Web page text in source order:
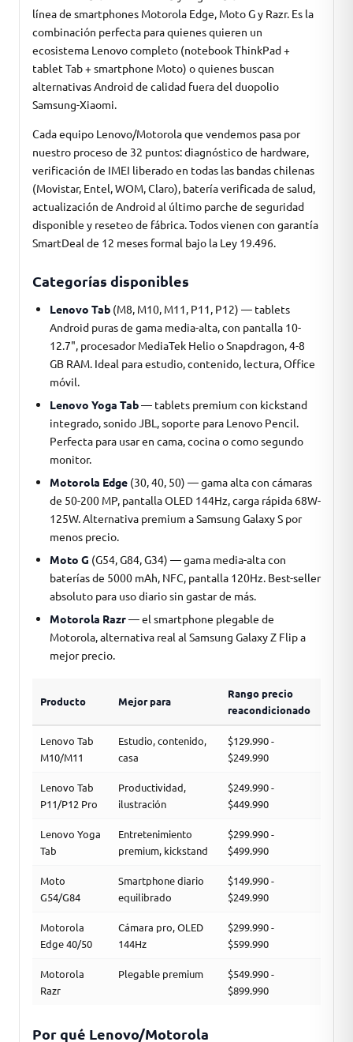
línea de smartphones Motorola Edge, Moto G y Razr. Es la
combinación perfecta para quienes quieren un
ecosistema Lenovo completo (notebook ThinkPad +
tablet Tab + smartphone Moto) o quienes buscan
alternativas Android de calidad fuera del duopolio
Samsung-Xiaomi.
Cada equipo Lenovo/Motorola que vendemos pasa por
nuestro proceso de 32 puntos: diagnóstico de hardware,
verificación de IMEI liberado en todas las bandas chilenas
(Movistar, Entel, WOM, Claro), batería verificada de salud,
actualización de Android al último parche de seguridad
disponible y reseteo de fábrica. Todos vienen con garantía
SmartDeal de 12 meses formal bajo la Ley 19.496.
Categorías disponibles
Lenovo Tab (M8, M10, M11, P11, P12) — tablets
Android puras de gama media-alta, con pantalla 10-
12.7", procesador MediaTek Helio o Snapdragon, 4-8
GB RAM. Ideal para estudio, contenido, lectura, Office
móvil.
Lenovo Yoga Tab— tablets premium con kickstand
integrado, sonido JBL, soporte para Lenovo Pencil.
Perfecta para usar en cama, cocina o como segundo
monitor.
Motorola Edge (30, 40, 50) — gama alta con cámaras
de 50-200 MP, pantalla OLED 144Hz, carga rápida 68W-
125W. Alternativa premium a Samsung Galaxy S por
menos precio.
Moto G (G54, G84, G34) — gama media-alta con
baterías de 5000 mAh, NFC, pantalla 120Hz. Best-seller
absoluto para uso diario sin gastar de más.
Motorola Razr— el smartphone plegable de
Motorola, alternativa real al Samsung Galaxy Z Flip a
mejor precio.
Producto Mejor para
Rango precio
reacondicionado
Lenovo Tab
M10/M11
Estudio, contenido,
casa
$129.990 -
$249.990
Lenovo Tab
P11/P12 Pro
Productividad,
ilustración
$249.990 -
$449.990
Lenovo Yoga
Tab
Entretenimiento
premium, kickstand
$299.990 -
$499.990
Moto
G54/G84
Smartphone diario
equilibrado
$149.990 -
$249.990
Motorola
Edge 40/50
Cámara pro, OLED
144Hz
$299.990 -
$599.990
Motorola
Razr
Plegable premium
$549.990 -
$899.990
Por qué Lenovo/Motorola